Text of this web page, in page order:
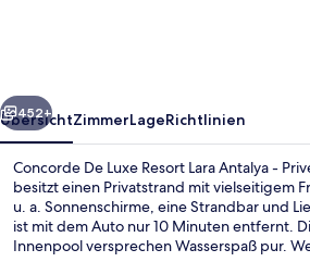
-
Prive
Ultra
All
Inclusive
Weiter
452+
ÜbersichtZimmerLageRichtlinien
Concorde De Luxe Resort Lara Antalya -
besitzt einen Privatstrand mit vielseitigem
u. a. Sonnenschirme, eine Strandbar und
ist mit dem Auto nur 10 Minuten entfernt.
Innenpool versprechen Wasserspaß pur.